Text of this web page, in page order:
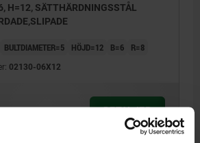
H=12, SÄTTHÄRDNINGSSTÅL
BULTDIAMETER=5 HÖJD=12 B=6 R=8
02130-06X12
DETALJER